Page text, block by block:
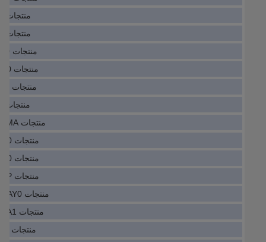
منتجات PLC SRS50-HAV0-K22
منتجات PLC 1394-SJT10-T-RL
منتجات PLC SH31402P01A2000
منتجات PLC 1TGE120028R0010
منتجات PLC SH31002P11A2000
منتجات PLC EDS-508A-SS-SC
منتجات PLC CIMR-AD4A0044FMA
منتجات PLC E84AVTCE5524SB0
منتجات PLC E84AVTCE1524VX0
منتجات PLC EDS-G516E-4GSFP
منتجات PLC 6EP4131-0GB00-0AY0
منتجات PLC 7ME61402YA101AA1
منتجات PLC 1SFA898114R7000